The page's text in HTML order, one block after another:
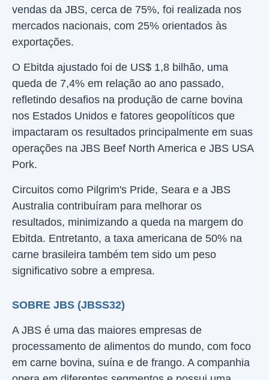
vendas da JBS, cerca de 75%, foi realizada nos
mercados nacionais, com 25% orientados às
exportações.
O Ebitda ajustado foi de US$ 1,8 bilhão, uma
queda de 7,4% em relação ao ano passado,
refletindo desafios na produção de carne bovina
nos Estados Unidos e fatores geopolíticos que
impactaram os resultados principalmente em suas
operações na JBS Beef North America e JBS USA
Pork.
Circuitos como Pilgrim's Pride, Seara e a JBS
Australia contribuíram para melhorar os
resultados, minimizando a queda na margem do
Ebitda. Entretanto, a taxa americana de 50% na
carne brasileira também tem sido um peso
significativo sobre a empresa.
SOBRE JBS (JBSS32)
A JBS é uma das maiores empresas de
processamento de alimentos do mundo, com foco
em carne bovina, suína e de frango. A companhia